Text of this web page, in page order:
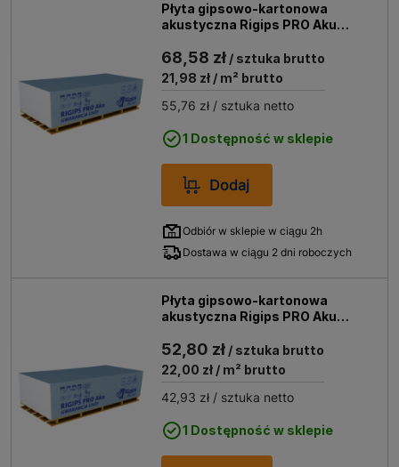
Płyta gipsowo-kartonowa
akustyczna Rigips PRO Aku
68,58 zł / sztuka brutto
21,98 zł / m² brutto
55,76 zł / sztuka netto
1 Dostępność w sklepie
Dodaj
Odbiór w sklepie w ciągu 2h
Dostawa w ciągu 2 dni roboczych
Płyta gipsowo-kartonowa
akustyczna Rigips PRO Aku
52,80 zł / sztuka brutto
22,00 zł / m² brutto
42,93 zł / sztuka netto
1 Dostępność w sklepie